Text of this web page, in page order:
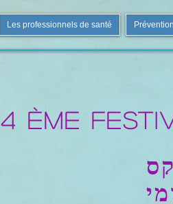
Les professionnels de santé Prévention
4 ème